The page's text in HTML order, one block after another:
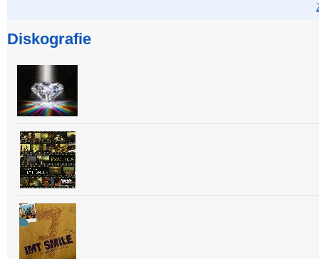
Diskografie